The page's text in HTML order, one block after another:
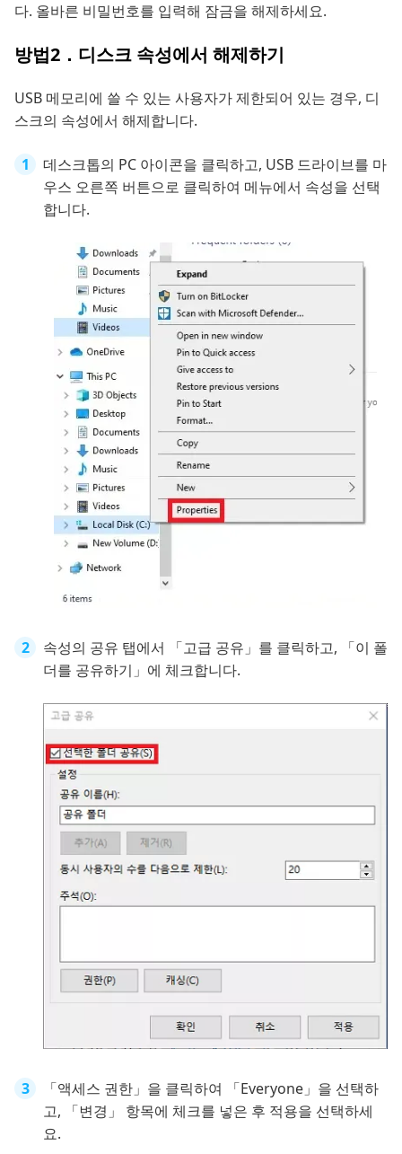
다. 올바른 비밀번호를 입력해 잠금을 해제하세요.
방법2．디스크 속성에서 해제하기
USB 메모리에 쓸 수 있는 사용자가 제한되어 있는 경우, 디
스크의 속성에서 해제합니다.
데스크톱의 PC 아이콘을 클릭하고, USB 드라이브를 마
우스 오른쪽 버튼으로 클릭하여 메뉴에서 속성을 선택
합니다.
속성의 공유 탭에서 「고급 공유」를 클릭하고, 「이 폴
더를 공유하기」에 체크합니다.
「액세스 권한」을 클릭하여 「Everyone」을 선택하
고, 「변경」 항목에 체크를 넣은 후 적용을 선택하세
요.